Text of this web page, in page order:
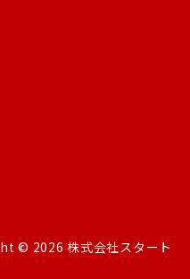
© 2026 株式会社スタート